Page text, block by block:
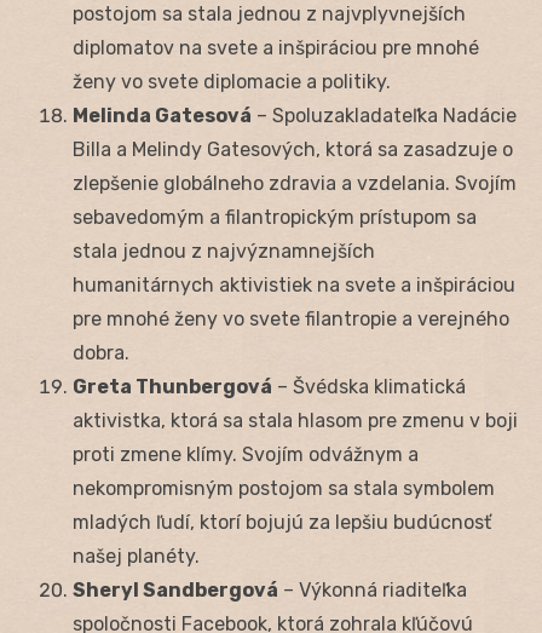
postojom sa stala jednou z najvplyvnejších
diplomatov na svete a inšpiráciou pre mnohé
ženy vo svete diplomacie a politiky.
Melinda Gatesová – Spoluzakladateľka Nadácie
Billa a Melindy Gatesových, ktorá sa zasadzuje o
zlepšenie globálneho zdravia a vzdelania. Svojím
sebavedomým a filantropickým prístupom sa
stala jednou z najvýznamnejších
humanitárnych aktivistiek na svete a inšpiráciou
pre mnohé ženy vo svete filantropie a verejného
dobra.
Greta Thunbergová – Švédska klimatická
aktivistka, ktorá sa stala hlasom pre zmenu v boji
proti zmene klímy. Svojím odvážnym a
nekompromisným postojom sa stala symbolem
mladých ľudí, ktorí bojujú za lepšiu budúcnosť
našej planéty.
Sheryl Sandbergová – Výkonná riaditeľka
spoločnosti Facebook, ktorá zohrala kľúčovú